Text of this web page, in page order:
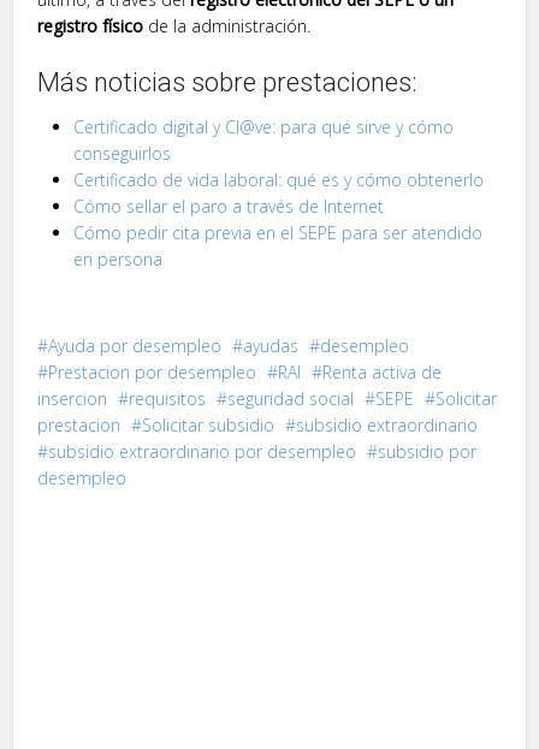
registro físico de la administración.
Más noticias sobre prestaciones:
Certificado digital y Cl@ve: para qué sirve y cómo
conseguirlos
Certificado de vida laboral: qué es y cómo obtenerlo
Cómo sellar el paro a través de Internet
Cómo pedir cita previa en el SEPE para ser atendido
en persona
Ayuda por desempleo ayudas
desempleo
Prestacion por desempleo
RAI
Renta activa de
insercion
requisitos seguridad social SEPE
Solicitar
prestacion
Solicitar subsidio
subsidio extraordinario
subsidio extraordinario por desempleo
subsidio por
desempleo